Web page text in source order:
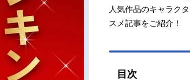
人気作品のキャラク
スメ記事をご紹介！
目次